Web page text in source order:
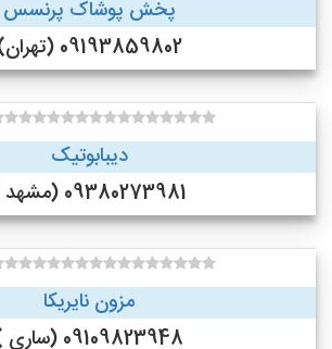
پخش پوشاک پرنسس
09193859802 (تهران)
دیبابوتیک
09380273981 (مشهد )
مزون نایریکا
09109823948 (ساری )